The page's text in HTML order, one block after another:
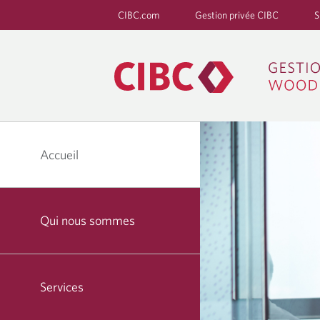
CIBC.com Gestion privée CIBC
Accueil
Qui nous sommes
Services